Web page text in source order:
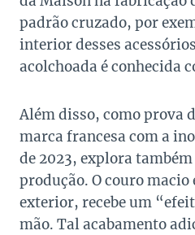
padrão cruzado, por
interior desses
acolchoada é conhecida
Além disso, como prova
marca francesa com a
de 2023, explora
produção. O couro macio
exterior, recebe um
mão. Tal acabamento